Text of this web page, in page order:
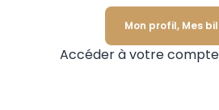
Mon profil, Mes
Accéder à votre